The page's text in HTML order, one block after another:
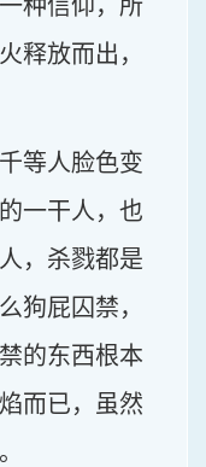
种信仰，所
释放而出，
等人脸色变
一干人，也
，杀戮都是
狗屁囚禁，
的东西根本
而已，虽然